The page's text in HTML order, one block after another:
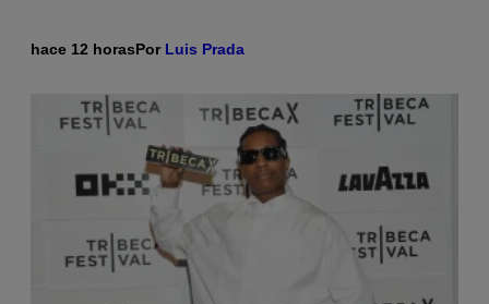
hace 12 horasPor Luis Prada